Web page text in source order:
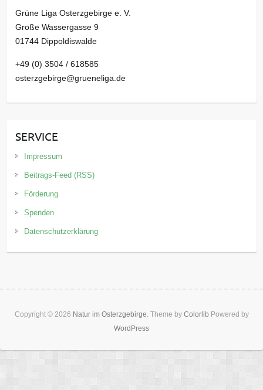
Grüne Liga Osterzgebirge e. V.
Große Wassergasse 9
01744 Dippoldiswalde
+49 (0) 3504 / 618585
osterzgebirge@grueneliga.de
SERVICE
Impressum
Beitrags-Feed (RSS)
Förderung
Spenden
Datenschutzerklärung
Copyright © 2026 Natur im Osterzgebirge. Theme by Colorlib Powered by
WordPress